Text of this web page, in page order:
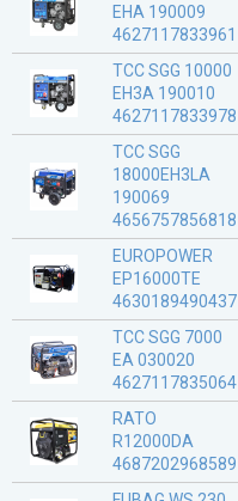
EHA 190009
4627117833961
ТСС SGG 10000
EH3A 190010
4627117833978
ТСС SGG
18000EH3LA
190069
4656757856818
EUROPOWER
EP16000TE
4630189490437
ТСС SGG 7000
EA 030020
4627117835064
RATO
R12000DA
4687202968589